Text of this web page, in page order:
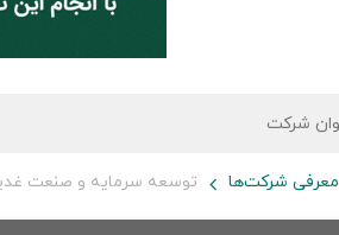
معرفی شرکت‌ها توسعه سرمایه و صنعت